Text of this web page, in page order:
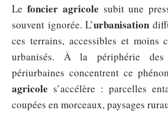
Le foncier agricole subit une
souvent ignorée. L’urbanisation
ces terrains, accessibles et moins
urbanisés. À la périphérie
périurbaines concentrent ce
agricole s’accélère : parcelles
coupées en morceaux, paysages